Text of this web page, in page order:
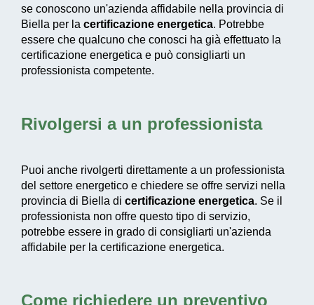
se conoscono un'azienda affidabile nella provincia di
Biella per la certificazione energetica. Potrebbe
essere che qualcuno che conosci ha già effettuato la
certificazione energetica e può consigliarti un
professionista competente.
Rivolgersi a un professionista
Puoi anche rivolgerti direttamente a un professionista
del settore energetico e chiedere se offre servizi nella
provincia di Biella di certificazione energetica. Se il
professionista non offre questo tipo di servizio,
potrebbe essere in grado di consigliarti un'azienda
affidabile per la certificazione energetica.
Come richiedere un preventivo